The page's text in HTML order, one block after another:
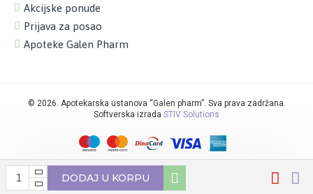
DODAJ U KORPU
Akcijske ponude
Prijava za posao
Apoteke Galen Pharm
© 2026. Apotekarska ustanova “Galen pharm”. Sva prava zadržana.
Softverska izrada STIV Solutions